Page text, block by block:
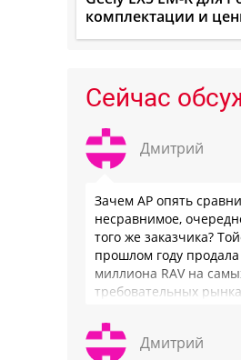
комплектации и
Сейчас
Дмитрий
Зачем АР опять
несравнимое,
того же заказчика?
прошлом году
миллиона RAV на
требовательных
подтвердив статус …
Дмитрий